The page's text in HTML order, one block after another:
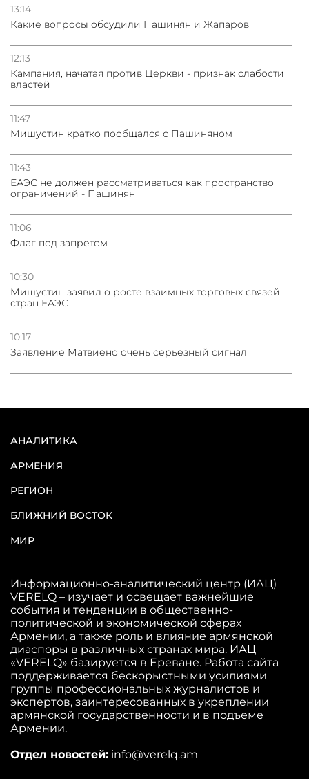
13:14
Какие вопросы обсудили Пашинян и Жапаров
12:13
Кампания, начатая против Церкви - признак слабости
властей
11:47
Мишустин кратко пообщался с Пашиняном
11:43
ЕАЭС не должен рассматриваться как пространство
ограничений - Пашинян
11:06
Флаг под запретом
10:30
Мишустин заявил о росте взаимных торговых связей
стран ЕАЭС
10:17
Заявление Матвиено очень серьезный сигнал
АНАЛИТИКА
АРМЕНИЯ
РЕГИОН
БЛИЖНИЙ ВОСТОК
МИР
Информационно-аналитический центр (ИАЦ)
VERELQ – изучает и освещает важнейшие
события и тенденции в общественно-
политической и экономической сферах
Армении, а также роль и влияние армянской
диаспоры в различных странах мира. ИАЦ
«VERELQ» базируется в Ереване. Работа сайта
поддерживается бескорыстными усилиями
группы профессиональных журналистов и
экспертов, заинтересованных в укреплении
армянской государственности и в подъеме
Армении.
Отдел новостей: info@verelq.am